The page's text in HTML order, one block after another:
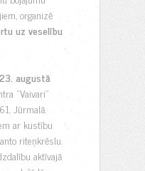
organizē
uz veselību
23. augustā
"Vaivari"
Jūrmalā.
ar kustību
riteņkrēslu.
aktīvajā